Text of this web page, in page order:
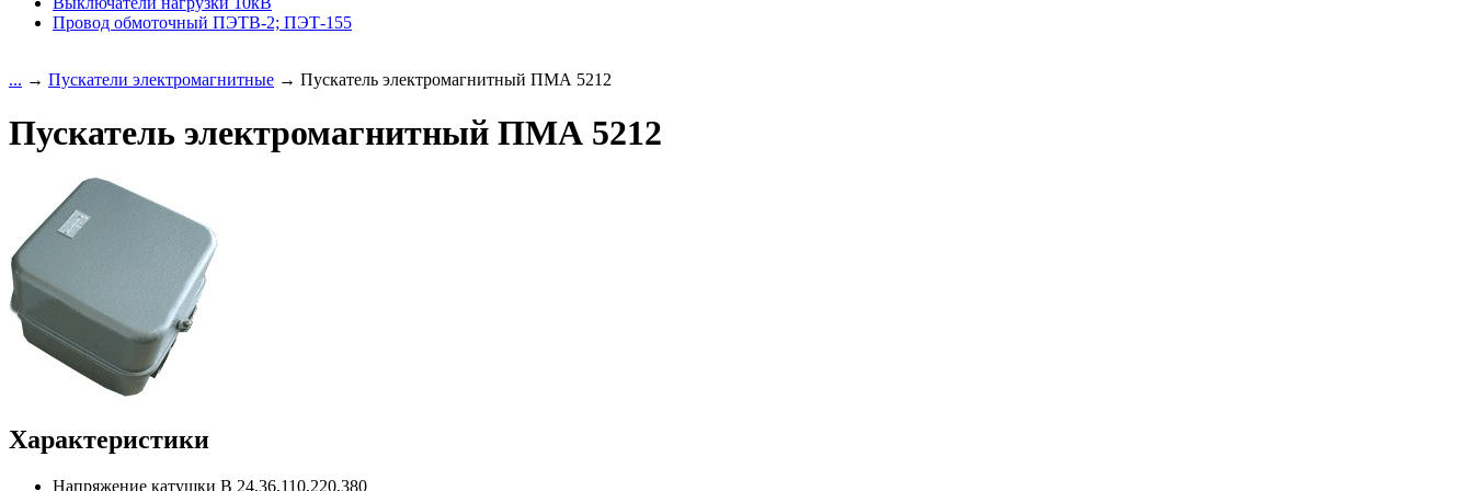
Провод обмоточный ПЭТВ-2; ПЭТ-155
... → Пускатели электромагнитные → Пускатель электромагнитный ПМА 5212
Пускатель электромагнитный ПМА 5212
Характеристики
Напряжение катушки В 24,36,110,220,380